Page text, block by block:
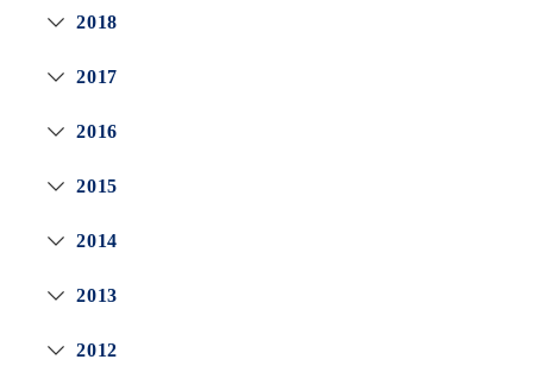
2018
2017
2016
2015
2014
2013
2012